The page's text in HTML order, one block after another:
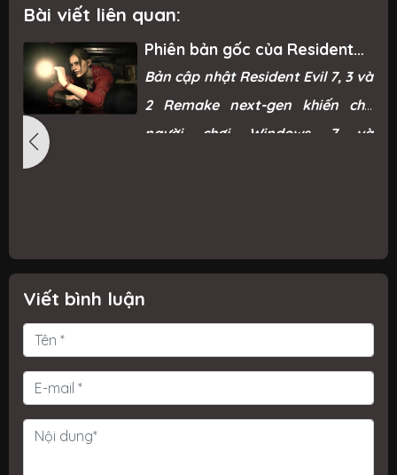
Bài viết liên quan:
Phiên bản gốc của Resident
Evil Remake trở lại Steam sau
“phản ứng mạnh mẽ từ game
thủ”
Bản cập nhật Resident Evil 7, 3 và
2 Remake next-gen khiến cho
người chơi Windows 7 và
Viết bình luận